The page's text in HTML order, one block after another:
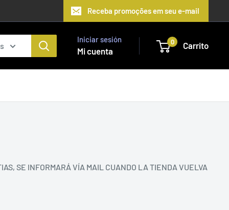
Receba promoções em seu e-mail
Iniciar sesión
Mi cuenta
0 Carrito
SE INFORMARÁ VÍA MAIL CUANDO LA TIENDA VUELVA